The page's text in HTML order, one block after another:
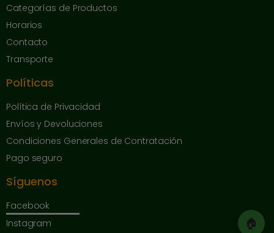
🏠
Categorías de Productos
Horarios
Contacto
Transporte
Políticas
Política de Privacidad
Envíos y Devoluciones
Condiciones Generales de Contratación
Pago seguro
Síguenos
Facebook
Instagram